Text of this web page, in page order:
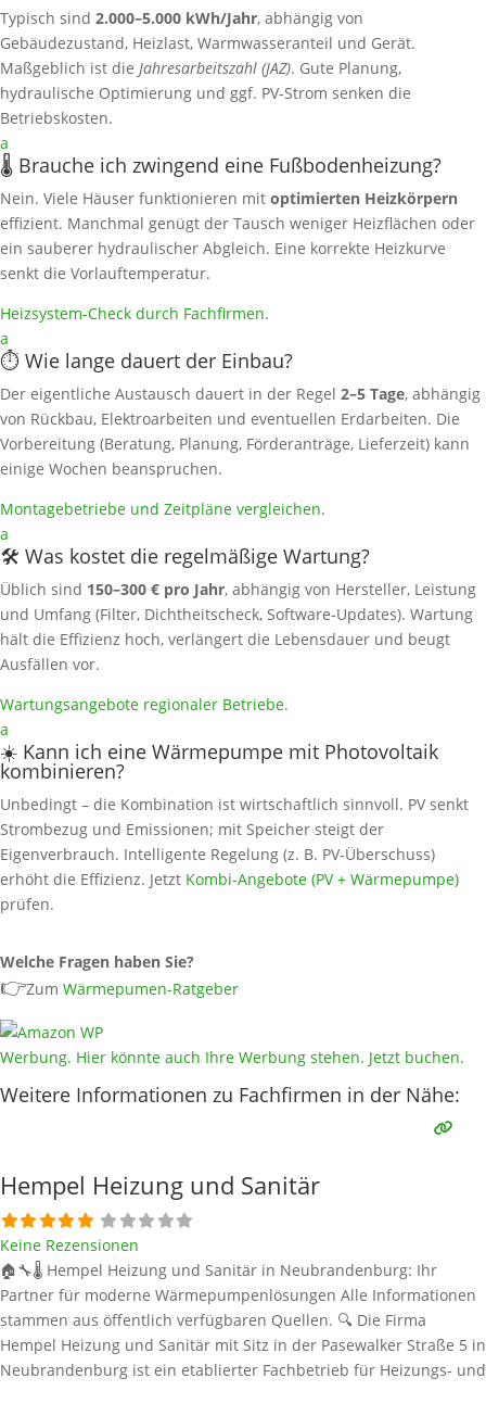
Typisch sind 2.000–5.000 kWh/Jahr, abhängig von
Gebäudezustand, Heizlast, Warmwasseranteil und Gerät.
Maßgeblich ist die Jahresarbeitszahl (JAZ). Gute Planung,
hydraulische Optimierung und ggf. PV‑Strom senken die
Betriebskosten.
a
🌡️ Brauche ich zwingend eine Fußbodenheizung?
Nein. Viele Häuser funktionieren mit optimierten Heizkörpern
effizient. Manchmal genügt der Tausch weniger Heizflächen oder
ein sauberer hydraulischer Abgleich. Eine korrekte Heizkurve
senkt die Vorlauftemperatur.
Heizsystem‑Check durch Fachfirmen.
a
⏱️ Wie lange dauert der Einbau?
Der eigentliche Austausch dauert in der Regel 2–5 Tage, abhängig
von Rückbau, Elektroarbeiten und eventuellen Erdarbeiten. Die
Vorbereitung (Beratung, Planung, Förderanträge, Lieferzeit) kann
einige Wochen beanspruchen.
Montagebetriebe und Zeitpläne vergleichen.
a
🛠️ Was kostet die regelmäßige Wartung?
Üblich sind 150–300 € pro Jahr, abhängig von Hersteller, Leistung
und Umfang (Filter, Dichtheitscheck, Software‑Updates). Wartung
hält die Effizienz hoch, verlängert die Lebensdauer und beugt
Ausfällen vor.
Wartungsangebote regionaler Betriebe.
a
☀️ Kann ich eine Wärmepumpe mit Photovoltaik
kombinieren?
Unbedingt – die Kombination ist wirtschaftlich sinnvoll. PV senkt
Strombezug und Emissionen; mit Speicher steigt der
Eigenverbrauch. Intelligente Regelung (z. B. PV‑Überschuss)
erhöht die Effizienz. Jetzt Kombi‑Angebote (PV + Wärmepumpe)
prüfen.
Welche Fragen haben Sie?
👉Zum Wärmepumen-Ratgeber
Werbung. Hier könnte auch Ihre Werbung stehen. Jetzt buchen.
Weitere Informationen zu Fachfirmen in der Nähe:
Hempel Heizung und Sanitär
Keine Rezensionen
🏠🔧🌡️ Hempel Heizung und Sanitär in Neubrandenburg: Ihr
Partner für moderne Wärmepumpenlösungen Alle Informationen
stammen aus öffentlich verfügbaren Quellen. 🔍 Die Firma
Hempel Heizung und Sanitär mit Sitz in der Pasewalker Straße 5 in
Neubrandenburg ist ein etablierter Fachbetrieb für Heizungs- und